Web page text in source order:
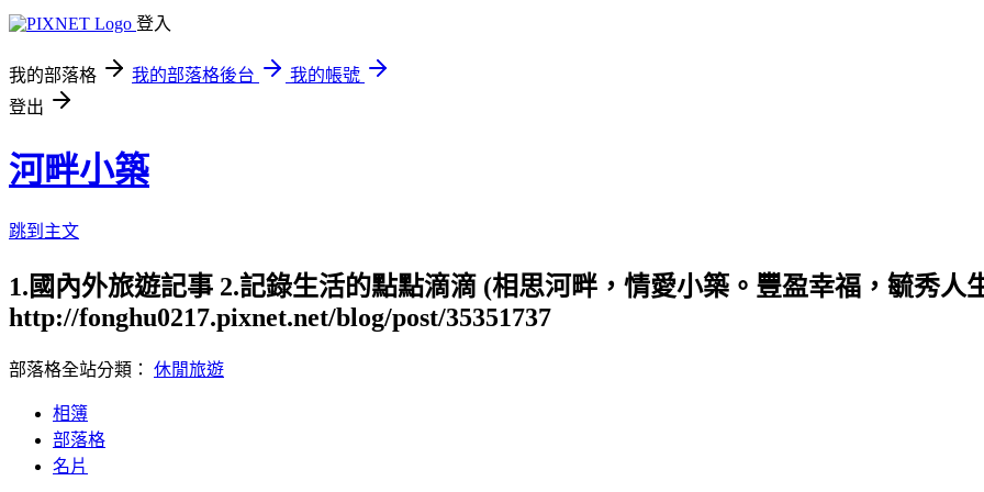
登入
我的部落格 我的部落格後台
我的帳號
登出
河畔小築
跳到主文
1.國內外旅遊記事 2.記錄生活的點點滴滴 (相思河畔，情愛小築。豐盈幸福，毓秀人
http://fonghu0217.pixnet.net/blog/post/35351737
部落格全站分類： 休閒旅遊
相簿
部落格
名片